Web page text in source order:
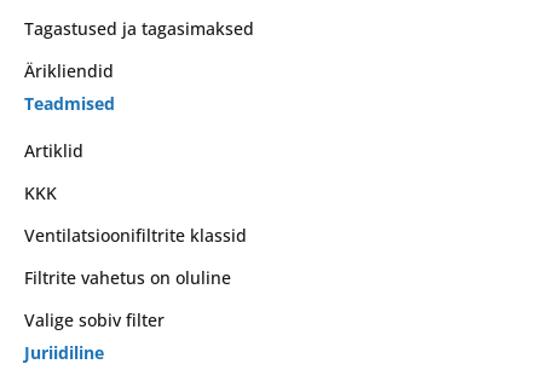
Tagastused ja tagasimaksed
Ärikliendid
Teadmised
Artiklid
KKK
Ventilatsioonifiltrite klassid
Filtrite vahetus on oluline
Valige sobiv filter
Juriidiline